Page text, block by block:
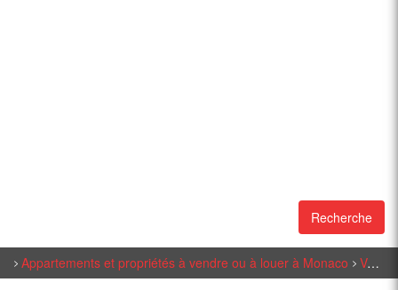
Recherche
Appartements et propriétés à vendre ou à louer à Monaco Ventes à Monaco